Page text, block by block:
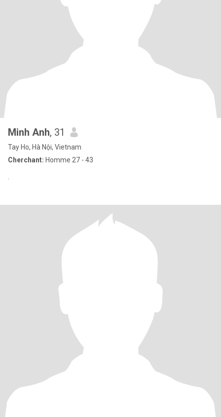
Minh Anh, 31
Tay Ho, Hà Nội, Vietnam
Cherchant: Homme 27 - 43